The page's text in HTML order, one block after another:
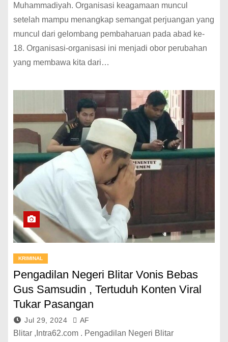
Muhammadiyah. Organisasi keagamaan muncul
setelah mampu menangkap semangat perjuangan yang
muncul dari gelombang pembaharuan pada abad ke-
18. Organisasi-organisasi ini menjadi obor perubahan
yang membawa kita dari…
KRIMINAL
Pengadilan Negeri Blitar Vonis Bebas
Gus Samsudin , Tertuduh Konten Viral
Tukar Pasangan
Jul 29, 2024 AF
Blitar ,Intra62.com . Pengadilan Negeri Blitar